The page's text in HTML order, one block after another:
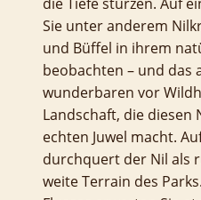
Sie unter anderem
und Büffel in ihrem
beobachten – und das
wunderbaren vor
Landschaft, die diesen
echten Juwel macht.
durchquert der Nil als
weite Terrain des